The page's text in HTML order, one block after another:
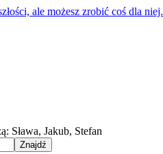
ale możesz zrobić coś dla niej.
Sława, Jakub, Stefan